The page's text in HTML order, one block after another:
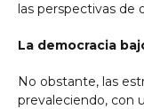
las perspectivas de
La democracia
No obstante, las
prevaleciendo, con